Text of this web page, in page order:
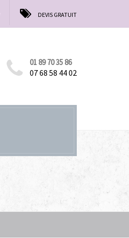
DEVIS GRATUIT
01 89 70 35 86
07 68 58 44 02